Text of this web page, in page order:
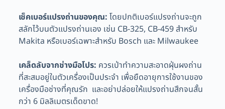
เช็คเบอร์แปรงถ่านของคุณ: โดยปกติเบอร์แปรงถ่านจะถูก
สลักไว้บนตัวแปรงถ่านเอง เช่น CB-325, CB-459 สำหรับ
Makita หรือเบอร์เฉพาะสำหรับ Bosch และ Milwaukee
เคล็ดลับจากช่างมือโปร: ควรเป่าทำความสะอาดฝุ่นผงถ่าน
ที่สะสมอยู่ในตัวเครื่องเป็นประจำ เพื่อยืดอายุการใช้งานของ
เครื่องมือช่างที่คุณรัก และอย่าปล่อยให้แปรงถ่านสึกจนสั้น
กว่า 6 มิลลิเมตรเด็ดขาด!